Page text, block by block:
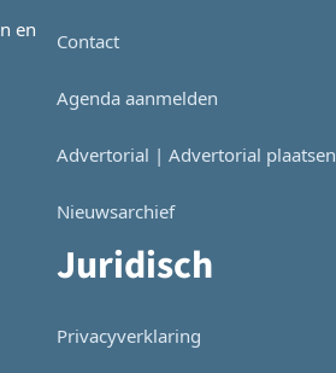
en
Contact
Agenda aanmelden
Advertorial | Advertorial plaatsen
Nieuwsarchief
Juridisch
Privacyverklaring